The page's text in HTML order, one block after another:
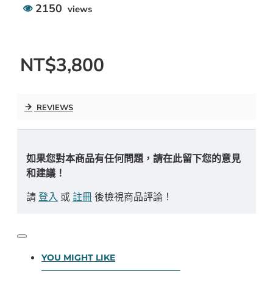
2150 views
NT$3,800
REVIEWS
如果您對本商品有任何問題，請在此留下您的意見
和建議！
請登入 或註冊後檢視商品評論！
YOU MIGHT LIKE